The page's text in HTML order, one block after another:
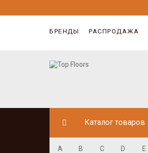
БРЕНДЫ РАСПРОДАЖА
Каталог товаров
A B C D E